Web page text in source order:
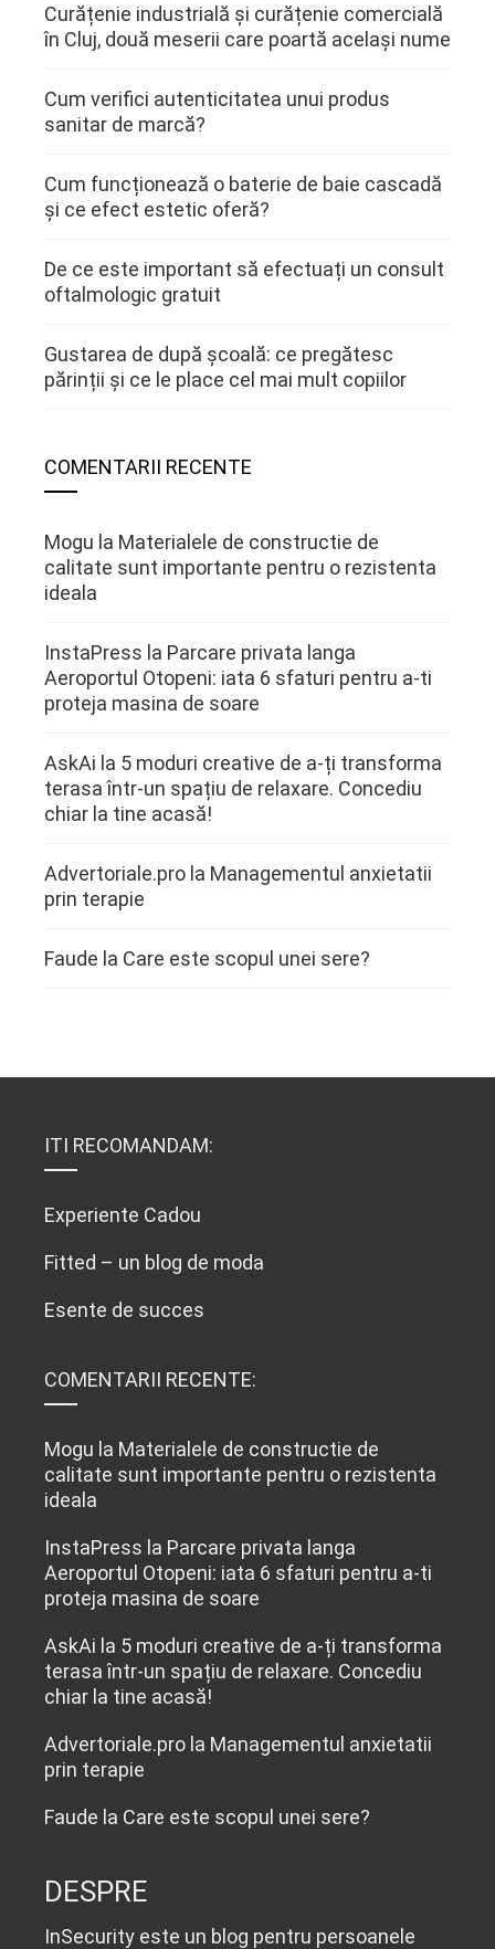
Curățenie industrială și curățenie comercială
în Cluj, două meserii care poartă același nume
Cum verifici autenticitatea unui produs
sanitar de marcă?
Cum funcționează o baterie de baie cascadă
și ce efect estetic oferă?
De ce este important să efectuați un consult
oftalmologic gratuit
Gustarea de după școală: ce pregătesc
părinții și ce le place cel mai mult copiilor
COMENTARII RECENTE
Mogu la Materialele de constructie de
calitate sunt importante pentru o rezistenta
ideala
InstaPress la Parcare privata langa
Aeroportul Otopeni: iata 6 sfaturi pentru a-ti
proteja masina de soare
AskAi la 5 moduri creative de a-ți transforma
terasa într-un spațiu de relaxare. Concediu
chiar la tine acasă!
Advertoriale.pro la Managementul anxietatii
prin terapie
Faude la Care este scopul unei sere?
ITI RECOMANDAM:
Experiente Cadou
Fitted – un blog de moda
Esente de succes
COMENTARII RECENTE:
Mogu la Materialele de constructie de
calitate sunt importante pentru o rezistenta
ideala
InstaPress la Parcare privata langa
Aeroportul Otopeni: iata 6 sfaturi pentru a-ti
proteja masina de soare
AskAi la 5 moduri creative de a-ți transforma
terasa într-un spațiu de relaxare. Concediu
chiar la tine acasă!
Advertoriale.pro la Managementul anxietatii
prin terapie
Faude la Care este scopul unei sere?
DESPRE
InSecurity este un blog pentru persoanele